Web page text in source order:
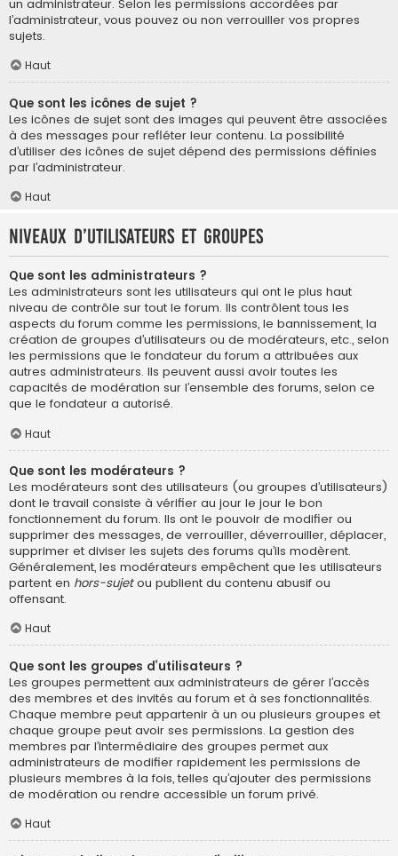
un administrateur. Selon les permissions accordées par
l’administrateur, vous pouvez ou non verrouiller vos propres
sujets.
Haut
Que sont les icônes de sujet ?
Les icônes de sujet sont des images qui peuvent être associées
à des messages pour refléter leur contenu. La possibilité
d’utiliser des icônes de sujet dépend des permissions définies
par l’administrateur.
Haut
Niveaux d’utilisateurs et groupes
Que sont les administrateurs ?
Les administrateurs sont les utilisateurs qui ont le plus haut
niveau de contrôle sur tout le forum. Ils contrôlent tous les
aspects du forum comme les permissions, le bannissement, la
création de groupes d’utilisateurs ou de modérateurs, etc., selon
les permissions que le fondateur du forum a attribuées aux
autres administrateurs. Ils peuvent aussi avoir toutes les
capacités de modération sur l’ensemble des forums, selon ce
que le fondateur a autorisé.
Haut
Que sont les modérateurs ?
Les modérateurs sont des utilisateurs (ou groupes d’utilisateurs)
dont le travail consiste à vérifier au jour le jour le bon
fonctionnement du forum. Ils ont le pouvoir de modifier ou
supprimer des messages, de verrouiller, déverrouiller, déplacer,
supprimer et diviser les sujets des forums qu’ils modèrent.
Généralement, les modérateurs empêchent que les utilisateurs
partent en hors-sujetou publient du contenu abusif ou
offensant.
Haut
Que sont les groupes d’utilisateurs ?
Les groupes permettent aux administrateurs de gérer l’accès
des membres et des invités au forum et à ses fonctionnalités.
Chaque membre peut appartenir à un ou plusieurs groupes et
chaque groupe peut avoir ses permissions. La gestion des
membres par l’intermédiaire des groupes permet aux
administrateurs de modifier rapidement les permissions de
plusieurs membres à la fois, telles qu’ajouter des permissions
de modération ou rendre accessible un forum privé.
Haut